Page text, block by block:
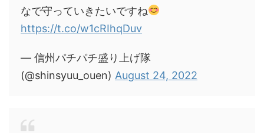
なで守っていきたいですね
https://t.co/w1cRIhqDuv
— 信州パチパチ盛り上げ隊
(@shinsyuu_ouen) August 24, 2022